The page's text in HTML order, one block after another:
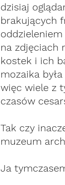
dzisiaj
brakujących
na zdjęciach
kostek i ich
mozaika
więc wiele z
czasów
Tak czy
muzeum
Ja